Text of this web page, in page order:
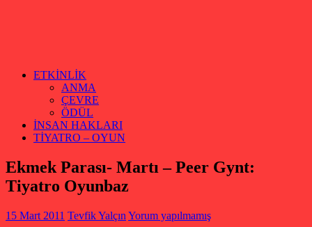
ETKİNLİK
ANMA
ÇEVRE
ÖDÜL
İNSAN HAKLARI
TİYATRO – OYUN
Ekmek Parası- Martı – Peer Gynt:
Tiyatro Oyunbaz
15 Mart 2011 Tevfik Yalçın Yorum yapılmamış